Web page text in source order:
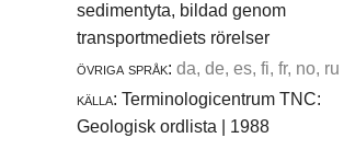
sedimentyta, bildad genom
transportmediets rörelser
övriga språk: da, de, es, fi, fr, no, ru
källa: Terminologicentrum TNC:
Geologisk ordlista | 1988